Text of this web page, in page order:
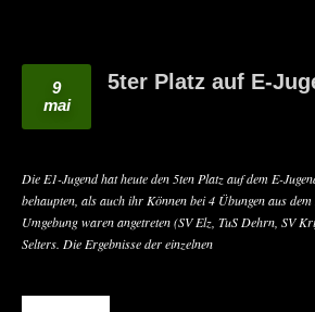
9
mai
5ter Platz auf E-
Die E1-Jugend hat heute den 5ten Platz auf dem E-
behaupten, als auch ihr Können bei 4 Übungen aus
Umgebung waren angetreten (SV Elz, TuS Dehrn, SV
Selters. Die Ergebnisse der einzelnen